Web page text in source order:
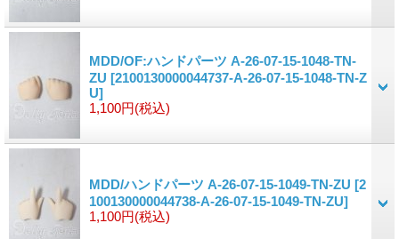
MDD/OF:ハンドパーツ A-26-07-15-1048-TN-
ZU [2100130000044737-A-26-07-15-1048-TN-Z
U]
1,100円(税込)
MDD/ハンドパーツ A-26-07-15-1049-TN-ZU [2
100130000044738-A-26-07-15-1049-TN-ZU]
1,100円(税込)